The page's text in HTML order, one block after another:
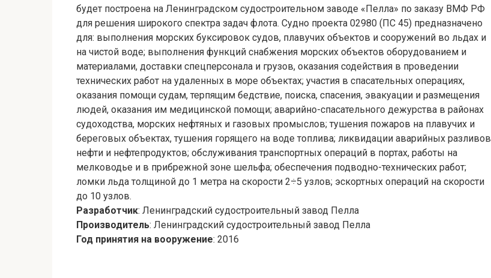
будет построена на Ленинградском судостроительном заводе «Пелла» по заказу ВМФ РФ
для решения широкого спектра задач флота. Судно проекта 02980 (ПС 45) предназначено
для: выполнения морских буксировок судов, плавучих объектов и сооружений во льдах и
на чистой воде; выполнения функций снабжения морских объектов оборудованием и
материалами, доставки спецперсонала и грузов, оказания содействия в проведении
технических работ на удаленных в море объектах; участия в спасательных операциях,
оказания помощи судам, терпящим бедствие, поиска, спасения, эвакуации и размещения
людей, оказания им медицинской помощи; аварийно-спасательного дежурства в районах
судоходства, морских нефтяных и газовых промыслов; тушения пожаров на плавучих и
береговых объектах, тушения горящего на воде топлива; ликвидации аварийных разливов
нефти и нефтепродуктов; обслуживания транспортных операций в портах, работы на
мелководье и в прибрежной зоне шельфа; обеспечения подводно-технических работ;
ломки льда толщиной до 1 метра на скорости 2÷5 узлов; эскортных операций на скорости
до 10 узлов.
Разработчик: Ленинградский судостроительный завод Пелла
Производитель: Ленинградский судостроительный завод Пелла
Год принятия на вооружение: 2016